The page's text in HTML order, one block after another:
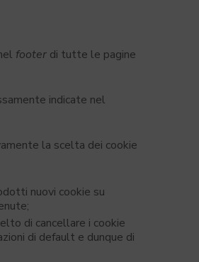
footer di tutte le pagine
indicate nel
la scelta dei cookie
nuovi cookie su
di cancellare i cookie
di default e dunque di